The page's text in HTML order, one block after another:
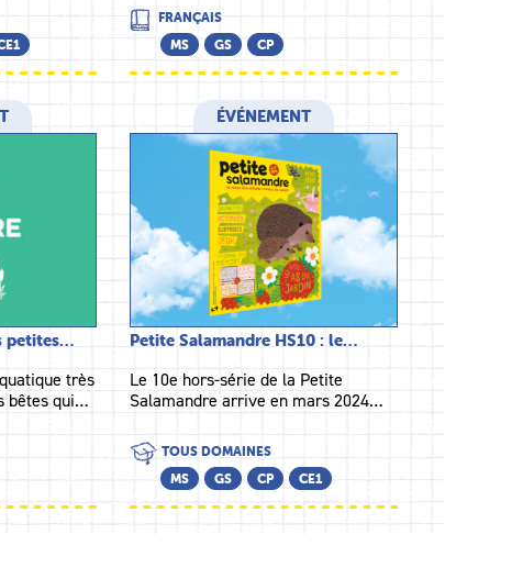
FRANÇAIS
MS
GS CP
petites…
très
bêtes qui…
ÉVÉNEMENT
Petite Salamandre HS10 : le…
Le 10e hors-série de la Petite
Salamandre arrive en mars 2024…
TOUS DOMAINES
MS
GS CP CE1